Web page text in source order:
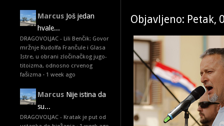
Marcus Još jedan
hvale...
DRAGOVOLJAC - Lili Benčik: Govor
mržnje Rudolfa Frančule i Glasa
Istre, u obrani zločinačkog jugo-
titoizma, odnosno crvenog
fašizma · 1 week ago
Marcus Nije istina da
su...
DRAGOVOLJAC - Kratak je put od
Objavljeno: Petak,